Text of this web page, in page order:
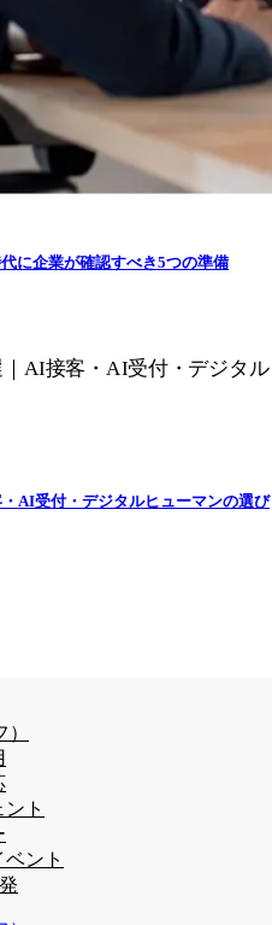
に企業が確認すべき5つの準備
AI受付・デジタルヒューマンの選び
ト
ント